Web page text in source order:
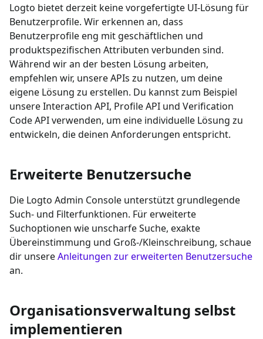
Logto bietet derzeit keine vorgefertigte UI-Lösung für
Benutzerprofile. Wir erkennen an, dass
Benutzerprofile eng mit geschäftlichen und
produktspezifischen Attributen verbunden sind.
Während wir an der besten Lösung arbeiten,
empfehlen wir, unsere APIs zu nutzen, um deine
eigene Lösung zu erstellen. Du kannst zum Beispiel
unsere Interaction API, Profile API und Verification
Code API verwenden, um eine individuelle Lösung zu
entwickeln, die deinen Anforderungen entspricht.
Erweiterte Benutzersuche
Die Logto Admin Console unterstützt grundlegende
Such- und Filterfunktionen. Für erweiterte
Suchoptionen wie unscharfe Suche, exakte
Übereinstimmung und Groß-/Kleinschreibung, schaue
dir unsereAnleitungen zur erweiterten Benutzersuche
an.
Organisationsverwaltung selbst
implementieren